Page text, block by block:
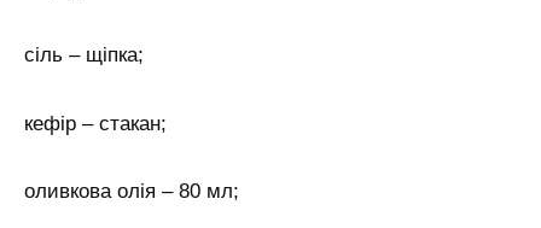
сіль – щіпка;
кефір – стакан;
оливкова олія – 80 мл;